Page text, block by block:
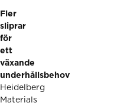
Fler
sliprar
för
ett
växande
underhållsbehov
Heidelberg
Materials